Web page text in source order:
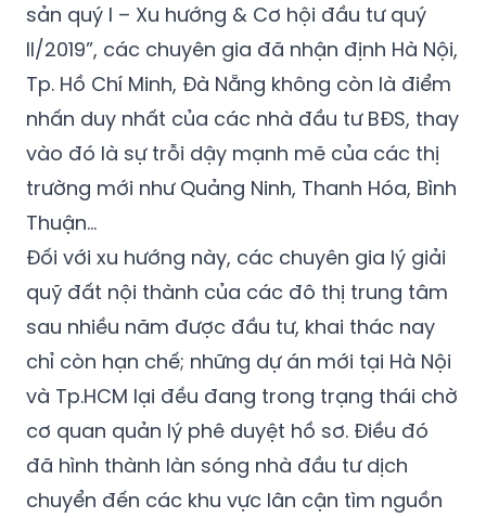
sản quý I – Xu hướng & Cơ hội đầu tư quý
II/2019”, các chuyên gia đã nhận định Hà Nội,
Tp. Hồ Chí Minh, Đà Nẵng không còn là điểm
nhấn duy nhất của các nhà đầu tư BĐS, thay
vào đó là sự trỗi dậy mạnh mẽ của các thị
trường mới như Quảng Ninh, Thanh Hóa, Bình
Thuận…
Đối với xu hướng này, các chuyên gia lý giải
quỹ đất nội thành của các đô thị trung tâm
sau nhiều năm được đầu tư, khai thác nay
chỉ còn hạn chế; những dự án mới tại Hà Nội
và Tp.HCM lại đều đang trong trạng thái chờ
cơ quan quản lý phê duyệt hồ sơ. Điều đó
đã hình thành làn sóng nhà đầu tư dịch
chuyển đến các khu vực lân cận tìm nguồn